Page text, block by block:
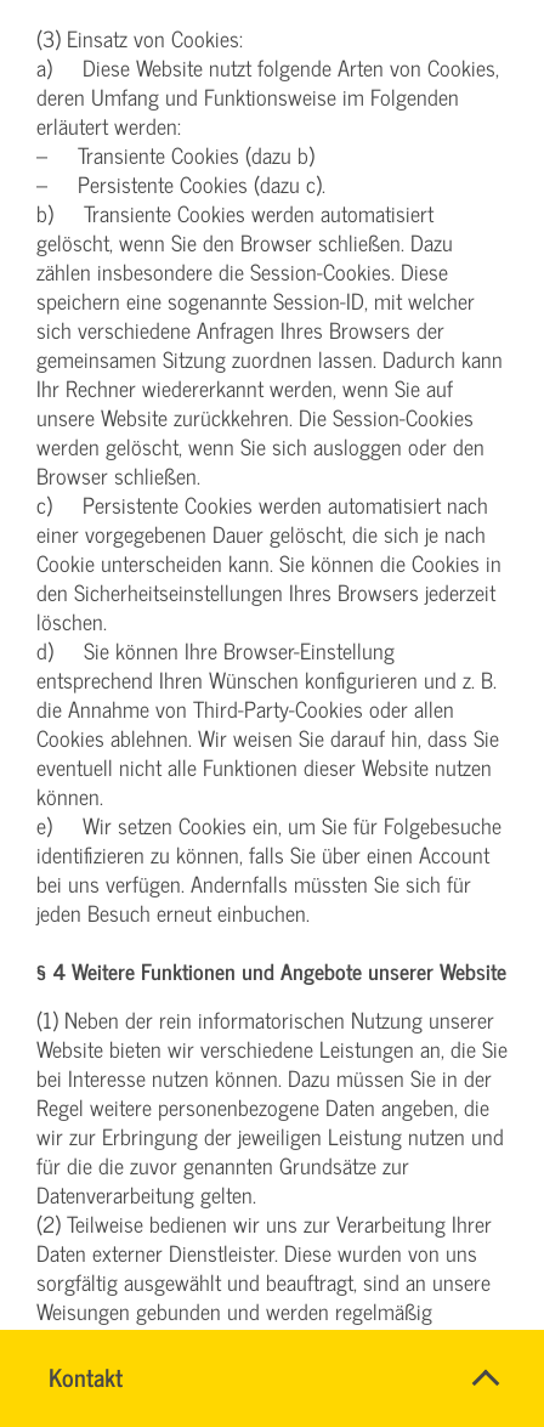
Kontakt
INGO
Name*
(3) Einsatz von Cookies:
a) Diese Website nutzt folgende Arten von Cookies,
deren Umfang und Funktionsweise im Folgenden
erläutert werden:
– Transiente Cookies (dazu b)
– Persistente Cookies (dazu c).
b) Transiente Cookies werden automatisiert
gelöscht, wenn Sie den Browser schließen. Dazu
zählen insbesondere die Session-Cookies. Diese
speichern eine sogenannte Session-ID, mit welcher
sich verschiedene Anfragen Ihres Browsers der
gemeinsamen Sitzung zuordnen lassen. Dadurch kann
Ihr Rechner wiedererkannt werden, wenn Sie auf
unsere Website zurückkehren. Die Session-Cookies
werden gelöscht, wenn Sie sich ausloggen oder den
Browser schließen.
c) Persistente Cookies werden automatisiert nach
einer vorgegebenen Dauer gelöscht, die sich je nach
Cookie unterscheiden kann. Sie können die Cookies in
den Sicherheitseinstellungen Ihres Browsers jederzeit
löschen.
d) Sie können Ihre Browser-Einstellung
entsprechend Ihren Wünschen konfigurieren und z. B.
die Annahme von Third-Party-Cookies oder allen
Cookies ablehnen. Wir weisen Sie darauf hin, dass Sie
eventuell nicht alle Funktionen dieser Website nutzen
können.
e) Wir setzen Cookies ein, um Sie für Folgebesuche
identifizieren zu können, falls Sie über einen Account
bei uns verfügen. Andernfalls müssten Sie sich für
jeden Besuch erneut einbuchen.
§ 4 Weitere Funktionen und Angebote unserer Website
(1) Neben der rein informatorischen Nutzung unserer
Website bieten wir verschiedene Leistungen an, die Sie
bei Interesse nutzen können. Dazu müssen Sie in der
Regel weitere personenbezogene Daten angeben, die
wir zur Erbringung der jeweiligen Leistung nutzen und
für die die zuvor genannten Grundsätze zur
Datenverarbeitung gelten.
(2) Teilweise bedienen wir uns zur Verarbeitung Ihrer
Daten externer Dienstleister. Diese wurden von uns
sorgfältig ausgewählt und beauftragt, sind an unsere
Weisungen gebunden und werden regelmäßig
kontrolliert.
(3) Weiterhin können wir Ihre personenbezogenen
Daten an Dritte weitergeben, wenn Aktionsteilnahmen,